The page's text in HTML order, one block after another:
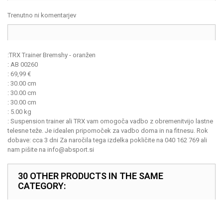
Trenutno ni komentarjev
:TRX Trainer Bremshy - oranžen
: AB 00260
: 69,99 €
: 30.00 cm
: 30.00 cm
: 30.00 cm
: 5.00 kg
: Suspension trainer ali TRX vam omogoča vadbo z obremenitvijo lastne
telesne teže. Je idealen pripomoček za vadbo doma in na fitnesu. Rok
dobave: cca 3 dni Za naročila tega izdelka pokličite na 040 162 769 ali
nam pišite na info@absport.si
30 OTHER PRODUCTS IN THE SAME
CATEGORY: